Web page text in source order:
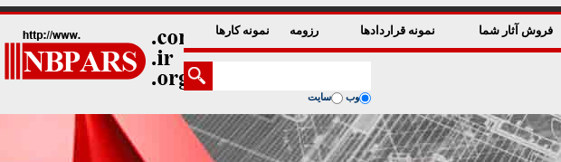
فروش آثار شما نمونه قراردادها رزومه نمونه کارها
وب سایت